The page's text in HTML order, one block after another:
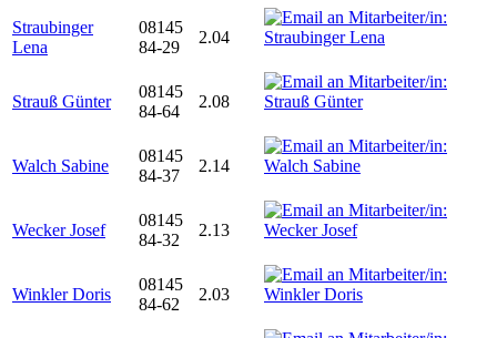
Straubinger
Lena
08145
84-29
2.04
Strauß Günter
08145
84-64
2.08
Walch Sabine
08145
84-37
2.14
Wecker Josef
08145
84-32
2.13
Winkler Doris
08145
84-62
2.03